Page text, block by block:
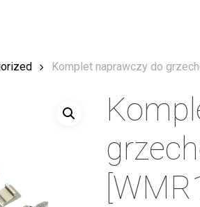
Komplet naprawczy do